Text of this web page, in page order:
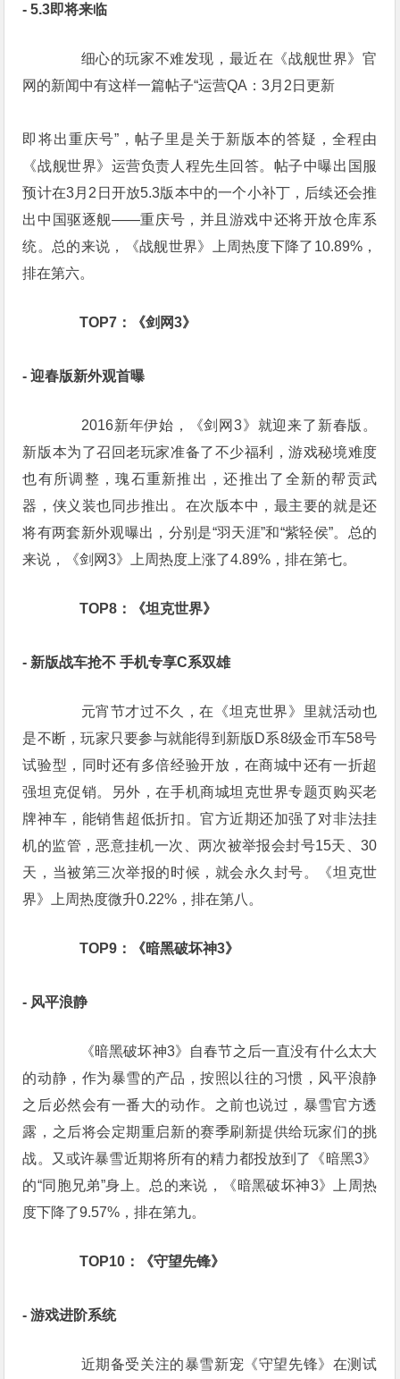
- 5.3即将来临
细心的玩家不难发现，最近在《战舰世界》官
网的新闻中有这样一篇帖子“运营QA：3月2日更新
即将出重庆号”，帖子里是关于新版本的答疑，全程由
《战舰世界》运营负责人程先生回答。帖子中曝出国服
预计在3月2日开放5.3版本中的一个小补丁，后续还会推
出中国驱逐舰——重庆号，并且游戏中还将开放仓库系
统。总的来说，《战舰世界》上周热度下降了10.89%，
排在第六。
TOP7：《剑网3》
- 迎春版新外观首曝
2016新年伊始，《剑网3》就迎来了新春版。
新版本为了召回老玩家准备了不少福利，游戏秘境难度
也有所调整，瑰石重新推出，还推出了全新的帮贡武
器，侠义装也同步推出。在次版本中，最主要的就是还
将有两套新外观曝出，分别是“羽天涯”和“紫轻侯”。总的
来说，《剑网3》上周热度上涨了4.89%，排在第七。
TOP8：《坦克世界》
- 新版战车抢不 手机专享C系双雄
元宵节才过不久，在《坦克世界》里就活动也
是不断，玩家只要参与就能得到新版D系8级金币车58号
试验型，同时还有多倍经验开放，在商城中还有一折超
强坦克促销。另外，在手机商城坦克世界专题页购买老
牌神车，能销售超低折扣。官方近期还加强了对非法挂
机的监管，恶意挂机一次、两次被举报会封号15天、30
天，当被第三次举报的时候，就会永久封号。《坦克世
界》上周热度微升0.22%，排在第八。
TOP9：《暗黑破坏神3》
- 风平浪静
《暗黑破坏神3》自春节之后一直没有什么太大
的动静，作为暴雪的产品，按照以往的习惯，风平浪静
之后必然会有一番大的动作。之前也说过，暴雪官方透
露，之后将会定期重启新的赛季刷新提供给玩家们的挑
战。又或许暴雪近期将所有的精力都投放到了《暗黑3》
的“同胞兄弟”身上。总的来说，《暗黑破坏神3》上周热
度下降了9.57%，排在第九。
TOP10：《守望先锋》
- 游戏进阶系统
近期备受关注的暴雪新宠《守望先锋》在测试